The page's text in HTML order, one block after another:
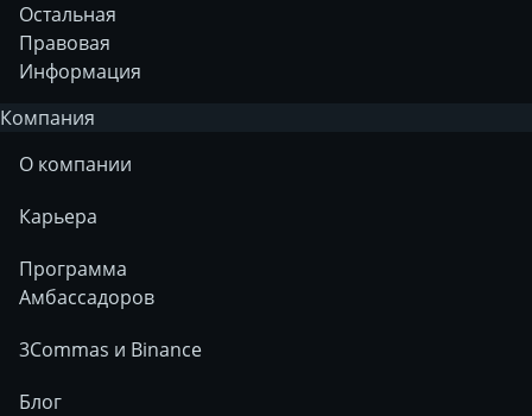
Остальная
Правовая
Информация
Компания
О компании
Карьера
Программа
Амбассадоров
3Commas и Binance
Блог